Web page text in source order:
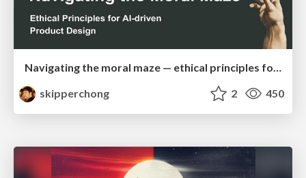
Navigating the moral maze — ethical principles for Al-driven product design
skipperchong
2 450